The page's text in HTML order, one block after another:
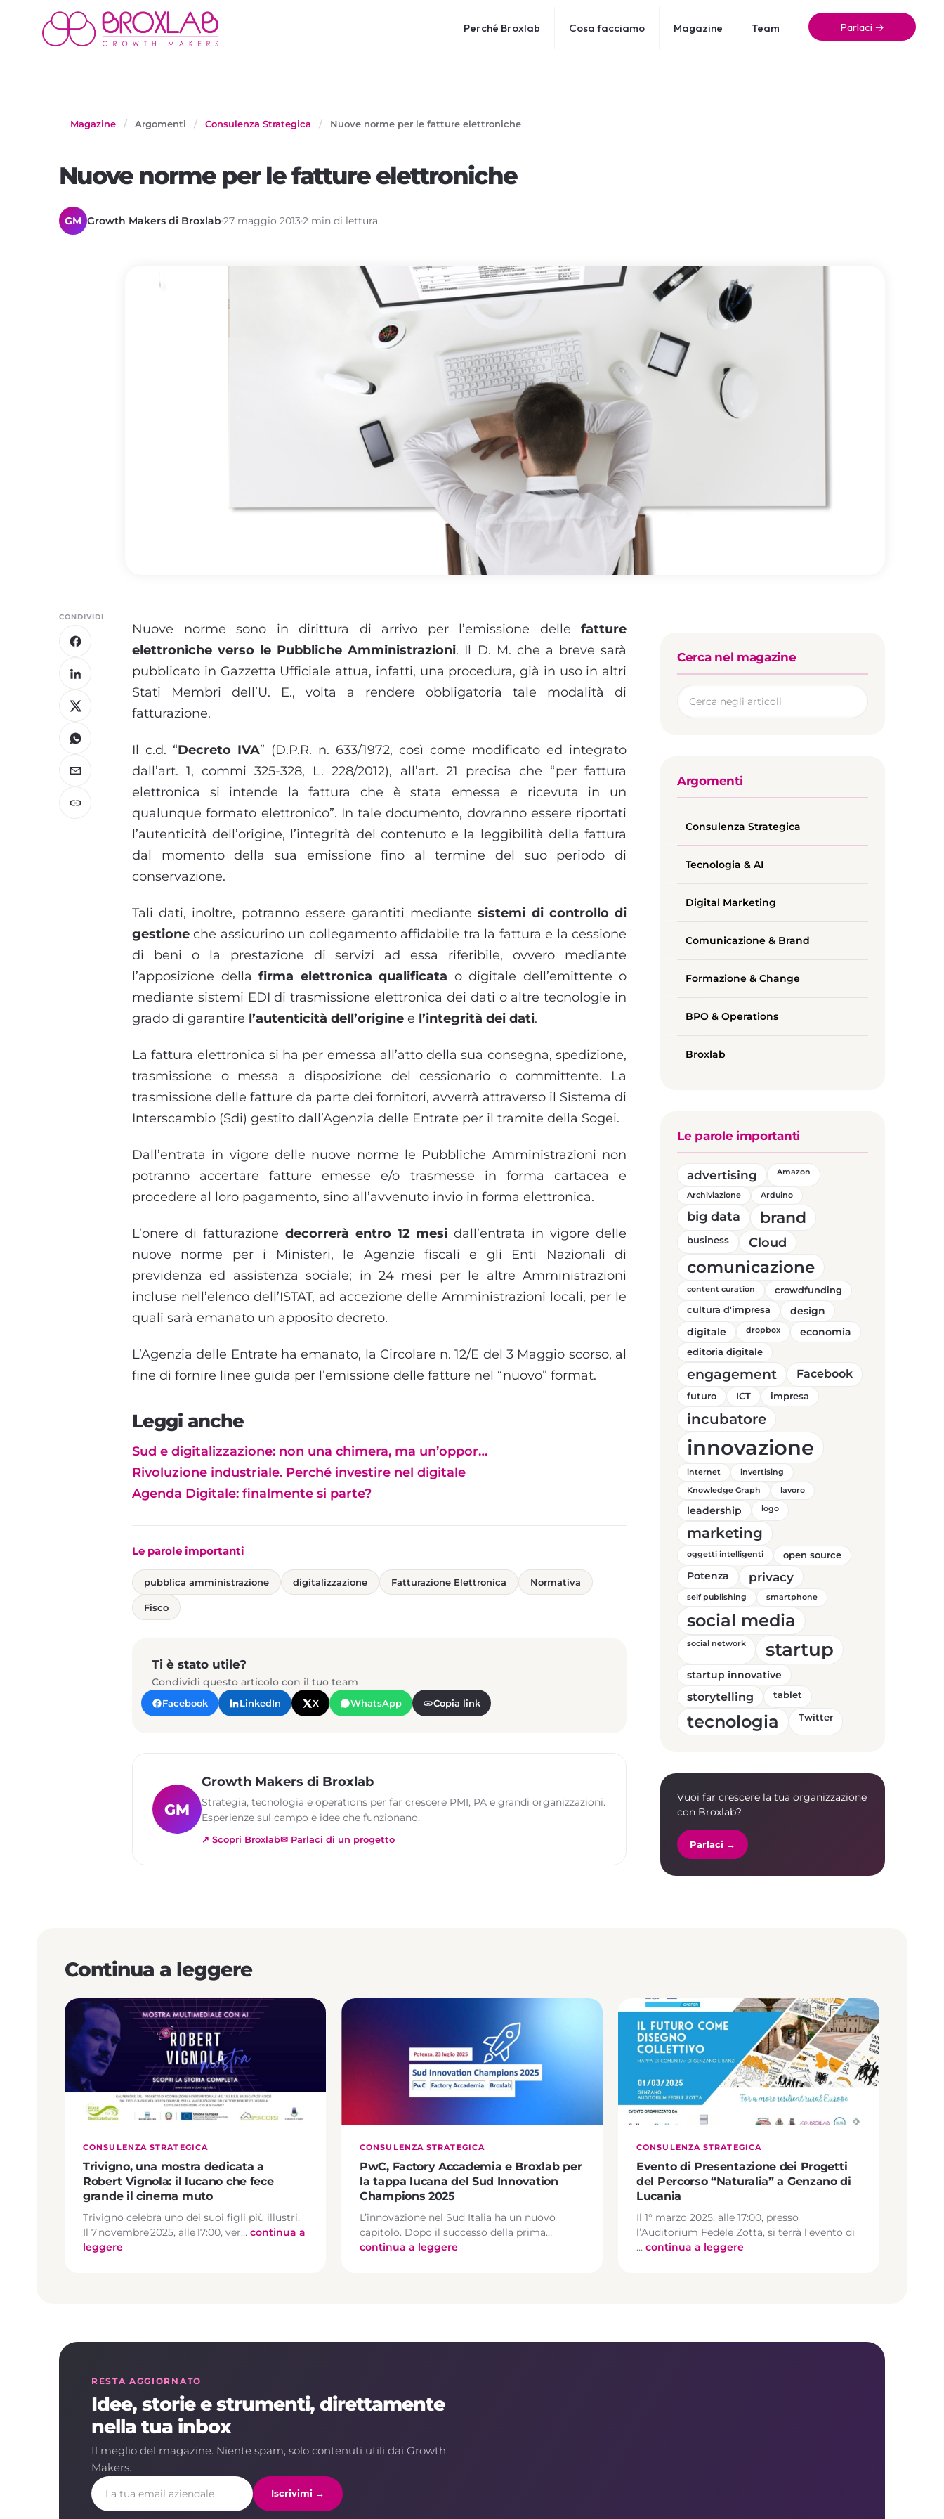
Perché Broxlab Cosa facciamo Magazine Team Parlaci →
Magazine / Argomenti / Consulenza Strategica / Nuove norme per le fatture elettroniche
Nuove norme per le fatture elettroniche
GM Growth Makers di Broxlab 27 maggio 2013 2 min di lettura
CONDIVIDI
Nuove norme sono in dirittura di arrivo per l’emissione delle fatture
elettroniche verso le Pubbliche Amministrazioni. Il D. M. che a breve sarà
pubblicato in Gazzetta Ufficiale attua, infatti, una procedura, già in uso in altri
Stati Membri dell’U. E., volta a rendere obbligatoria tale modalità di
fatturazione.
Il c.d. “Decreto IVA” (D.P.R. n. 633/1972, così come modificato ed integrato
dall’art. 1, commi 325-328, L. 228/2012), all’art. 21 precisa che “per fattura
elettronica si intende la fattura che è stata emessa e ricevuta in un
qualunque formato elettronico”. In tale documento, dovranno essere riportati
l’autenticità dell’origine, l’integrità del contenuto e la leggibilità della fattura
dal momento della sua emissione fino al termine del suo periodo di
conservazione.
Tali dati, inoltre, potranno essere garantiti mediantesistemi di controllo di
gestione che assicurino un collegamento affidabile tra la fattura e la cessione
di beni o la prestazione di servizi ad essa riferibile, ovvero mediante
l’apposizione della firma elettronica qualificata o digitale dell’emittente o
mediante sistemi EDI di trasmissione elettronica dei dati o altre tecnologie in
grado di garantire l’autenticità dell’origine e l’integrità dei dati.
La fattura elettronica si ha per emessa all’atto della sua consegna, spedizione,
trasmissione o messa a disposizione del cessionario o committente. La
trasmissione delle fatture da parte dei fornitori, avverrà attraverso il Sistema di
Interscambio (Sdi) gestito dall’Agenzia delle Entrate per il tramite della Sogei.
Dall’entrata in vigore delle nuove norme le Pubbliche Amministrazioni non
potranno accertare fatture emesse e/o trasmesse in forma cartacea e
procedere al loro pagamento, sino all’avvenuto invio in forma elettronica.
L’onere di fatturazione decorrerà entro 12 mesi dall’entrata in vigore delle
nuove norme per i Ministeri, le Agenzie fiscali e gli Enti Nazionali di
previdenza ed assistenza sociale; in 24 mesi per le altre Amministrazioni
incluse nell’elenco dell’ISTAT, ad accezione delle Amministrazioni locali, per le
quali sarà emanato un apposito decreto.
L’Agenzia delle Entrate ha emanato, la Circolare n. 12/E del 3 Maggio scorso, al
fine di fornire linee guida per l’emissione delle fatture nel “nuovo” format.
Leggi anche
Sud e digitalizzazione: non una chimera, ma un’oppor…
Rivoluzione industriale. Perché investire nel digitale
Agenda Digitale: finalmente si parte?
Le parole importanti
pubblica amministrazione digitalizzazione Fatturazione Elettronica Normativa
Fisco
Ti è stato utile?
Condividi questo articolo con il tuo team
Facebook LinkedIn X WhatsApp Copia link
GM
Growth Makers di Broxlab
Strategia, tecnologia e operations per far crescere PMI, PA e grandi organizzazioni.
Esperienze sul campo e idee che funzionano.
↗ Scopri Broxlab✉ Parlaci di un progetto
Cerca nel magazine
Argomenti
Consulenza Strategica
Tecnologia & AI
Digital Marketing
Comunicazione & Brand
Formazione & Change
BPO & Operations
Broxlab
Le parole importanti
advertising Amazon
Archiviazione Arduino
big data brand
business Cloud
comunicazione
content curation
crowdfunding
cultura d'impresa
design
digitale
dropbox economia
editoria digitale
engagement Facebook
futuro ICT impresa
incubatore
innovazione
internet
invertising
Knowledge Graph
lavoro
leadership logo
marketing
oggetti intelligenti open source
Potenza privacy
self publishing smartphone
social media
social network startup
startup innovative
storytelling tablet
tecnologia Twitter
Vuoi far crescere la tua organizzazione
con Broxlab?
Parlaci →
Continua a leggere
CONSULENZA STRATEGICA
Trivigno, una mostra dedicata a
Robert Vignola: il lucano che fece
grande il cinema muto
Trivigno celebra uno dei suoi figli più illustri.
Il 7 novembre 2025, alle 17:00, ver… continua a
leggere
CONSULENZA STRATEGICA
PwC, Factory Accademia e Broxlab per
la tappa lucana del Sud Innovation
Champions 2025
L’innovazione nel Sud Italia ha un nuovo
capitolo. Dopo il successo della prima…
continua a leggere
CONSULENZA STRATEGICA
Evento di Presentazione dei Progetti
del Percorso “Naturalia” a Genzano di
Lucania
Il 1° marzo 2025, alle 17:00, presso
l’Auditorium Fedele Zotta, si terrà l’evento di
… continua a leggere
RESTA AGGIORNATO
Idee, storie e strumenti, direttamente
nella tua inbox
Il meglio del magazine. Niente spam, solo contenuti utili dai Growth
Makers.
Iscrivimi →